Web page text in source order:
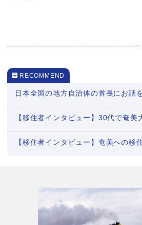
RECOMMEND